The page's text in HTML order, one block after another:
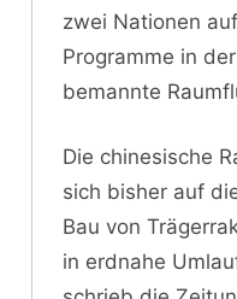
zwei Nationen
Programme in
bemannte
Die chinesische
sich bisher auf
Bau von
in erdnahe